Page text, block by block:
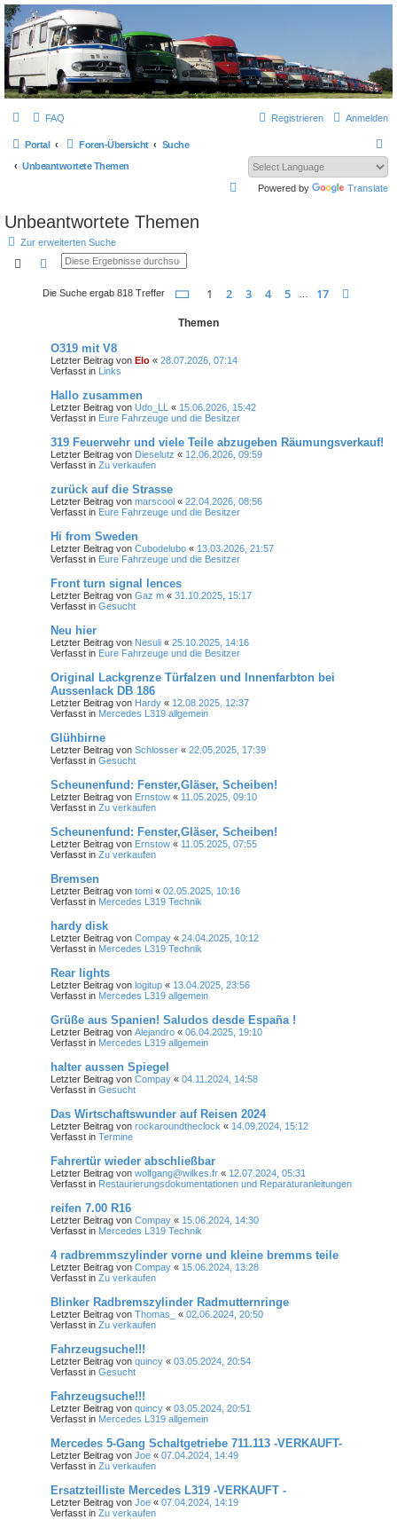
L319-forum.de
FAQ Anmelden
Registrieren
Portal Foren-Übersicht
Suche
Unbeantwortete Themen
c
Powered by Translate
Unbeantwortete Themen
Zur erweiterten Suche
Suche Erweiterte Suche
Die Suche ergab 818 Treffer Seite 1von 17
1 2 3 4 5 17
Themen
O319 mit V8
Letzter Beitrag von Elo « 28.07.2026, 07:14
Verfasst in Links
Hallo zusammen
Letzter Beitrag von Udo_LL « 15.06.2026, 15:42
Verfasst in Eure Fahrzeuge und die Besitzer
319 Feuerwehr und viele Teile abzugeben Räumungsverkauf!
Letzter Beitrag von Dieselutz « 12.06.2026, 09:59
Verfasst in Zu verkaufen
zurück auf die Strasse
Letzter Beitrag von marscool « 22.04.2026, 08:56
Verfasst in Eure Fahrzeuge und die Besitzer
Hi from Sweden
Letzter Beitrag von Cubodelubo « 13.03.2026, 21:57
Verfasst in Eure Fahrzeuge und die Besitzer
Front turn signal lences
Letzter Beitrag von Gaz m « 31.10.2025, 15:17
Verfasst in Gesucht
Neu hier
Letzter Beitrag von Nesuli « 25.10.2025, 14:16
Verfasst in Eure Fahrzeuge und die Besitzer
Original Lackgrenze Türfalzen und Innenfarbton bei
Aussenlack DB 186
Letzter Beitrag von Hardy « 12.08.2025, 12:37
Verfasst in Mercedes L319 allgemein
Glühbirne
Letzter Beitrag von Schlosser « 22.05.2025, 17:39
Verfasst in Gesucht
Scheunenfund: Fenster,Gläser, Scheiben!
Letzter Beitrag von Ernstow « 11.05.2025, 09:10
Verfasst in Zu verkaufen
Scheunenfund: Fenster,Gläser, Scheiben!
Letzter Beitrag von Ernstow « 11.05.2025, 07:55
Verfasst in Zu verkaufen
Bremsen
Letzter Beitrag von tomi « 02.05.2025, 10:16
Verfasst in Mercedes L319 Technik
hardy disk
Letzter Beitrag von Compay « 24.04.2025, 10:12
Verfasst in Mercedes L319 Technik
Rear lights
Letzter Beitrag von logitup « 13.04.2025, 23:56
Verfasst in Mercedes L319 allgemein
Grüße aus Spanien! Saludos desde España !
Letzter Beitrag von Alejandro « 06.04.2025, 19:10
Verfasst in Mercedes L319 allgemein
halter aussen Spiegel
Letzter Beitrag von Compay « 04.11.2024, 14:58
Verfasst in Gesucht
Das Wirtschaftswunder auf Reisen 2024
Letzter Beitrag von rockaroundtheclock « 14.09.2024, 15:12
Verfasst in Termine
Fahrertür wieder abschließbar
Letzter Beitrag von wolfgang@wilkes.fr « 12.07.2024, 05:31
Verfasst in Restaurierungsdokumentationen und Reparaturanleitungen
reifen 7.00 R16
Letzter Beitrag von Compay « 15.06.2024, 14:30
Verfasst in Mercedes L319 Technik
4 radbremmszylinder vorne und kleine bremms teile
Letzter Beitrag von Compay « 15.06.2024, 13:28
Verfasst in Zu verkaufen
Blinker Radbremszylinder Radmutternringe
Letzter Beitrag von Thomas_ « 02.06.2024, 20:50
Verfasst in Zu verkaufen
Fahrzeugsuche!!!
Letzter Beitrag von quincy « 03.05.2024, 20:54
Verfasst in Gesucht
Fahrzeugsuche!!!
Letzter Beitrag von quincy « 03.05.2024, 20:51
Verfasst in Mercedes L319 allgemein
Mercedes 5-Gang Schaltgetriebe 711.113 -VERKAUFT-
Letzter Beitrag von Joe « 07.04.2024, 14:49
Verfasst in Zu verkaufen
Ersatzteilliste Mercedes L319 -VERKAUFT -
Letzter Beitrag von Joe « 07.04.2024, 14:19
Verfasst in Zu verkaufen